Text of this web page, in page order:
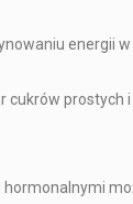
energii w
prostych